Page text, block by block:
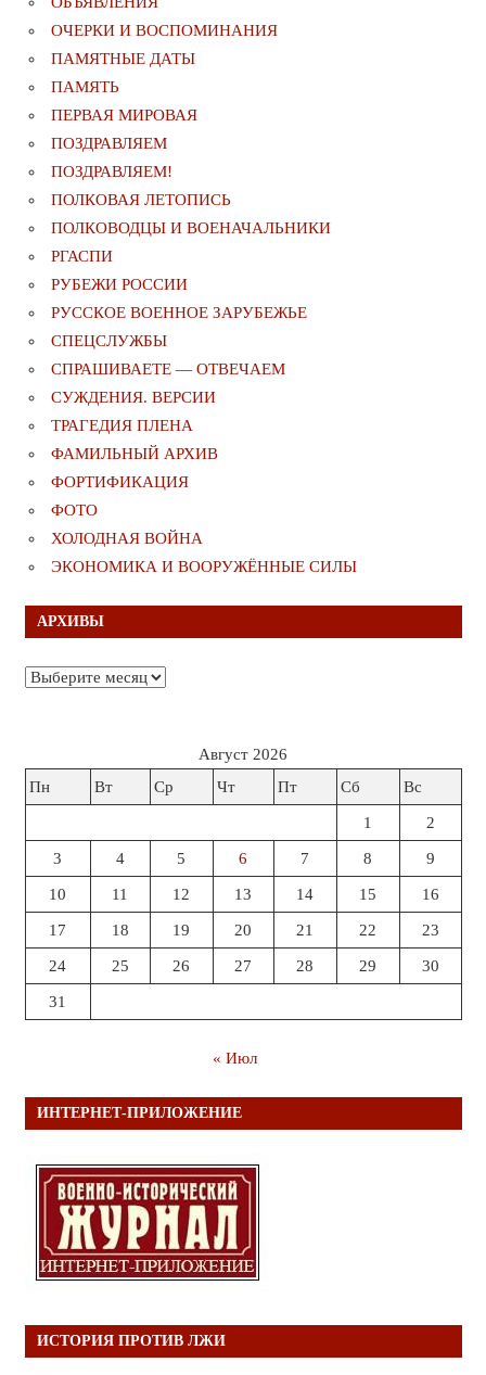
ОЧЕРКИ И ВОСПОМИНАНИЯ
ПАМЯТНЫЕ ДАТЫ
ПАМЯТЬ
ПЕРВАЯ МИРОВАЯ
ПОЗДРАВЛЯЕМ
ПОЗДРАВЛЯЕМ!
ПОЛКОВАЯ ЛЕТОПИСЬ
ПОЛКОВОДЦЫ И ВОЕНАЧАЛЬНИКИ
РГАСПИ
РУБЕЖИ РОССИИ
РУССКОЕ ВОЕННОЕ ЗАРУБЕЖЬЕ
СПЕЦСЛУЖБЫ
СПРАШИВАЕТЕ — ОТВЕЧАЕМ
СУЖДЕНИЯ. ВЕРСИИ
ТРАГЕДИЯ ПЛЕНА
ФАМИЛЬНЫЙ АРХИВ
ФОРТИФИКАЦИЯ
ФОТО
ХОЛОДНАЯ ВОЙНА
ЭКОНОМИКА И ВООРУЖЁННЫЕ СИЛЫ
АРХИВЫ
Архивы
Август 2026
Пн
Вт Ср Чт Пт Сб Вс
1 2
3 4 5 6 7 8 9
10 11 12 13 14 15 16
17 18 19 20 21 22 23
24 25 26 27 28 29 30
31
« Июл
ИНТЕРНЕТ-ПРИЛОЖЕНИЕ
ИСТОРИЯ ПРОТИВ ЛЖИ